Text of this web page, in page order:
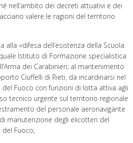
nell’ambito dei decreti attuativi e dei
valere le ragioni del territorio
alla «difesa dell’esistenza della Scuola
Istituto di Formazione specialistica
dei Carabinieri; al mantenimento
Ciuffelli di Rieti, da incardinarsi nel
del Fuoco con funzioni di lotta attiva agli
tecnico urgente sul territorio regionale
del personale aeronavigante
manutenzione degli elicotteri del
del Fuoco;